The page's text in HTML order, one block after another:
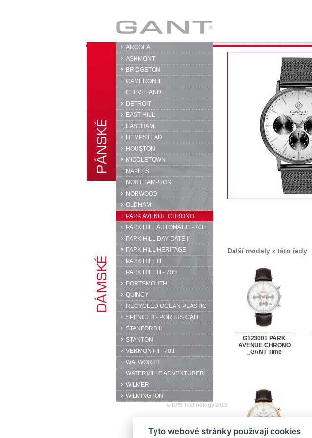
GANT
ARCOLA
ASHMONT
BRIDGETON
CAMERON II
CLEVELAND
DETROIT
EAST HILL
EASTHAM
HEMPSTEAD
HOUSTON
MIDDLETOWN
NAPLES
NORTHAMPTON
NORWOOD
OLDHAM
PARK AVENUE CHRONO
PARK HILL AUTOMATIC - 70th
PARK HILL DAY-DATE II
PARK HILL HERITAGE
PARK HILL III
PARK HILL III - 70th
PORTSMOUTH
QUINCY
RECYCLED OCEAN PLASTIC
SPENCER - PORTUS CALE
STANFORD II
STANTON
VERMONT II - 70th
WALWORTH
WATERVILLE ADVENTURER
WILMER
WILMINGTON
Další modely z této řady
G123001 PARK
AVENUE CHRONO
_GANT Time
© DPS Technology 2015
Tyto webové stránky používají cookies